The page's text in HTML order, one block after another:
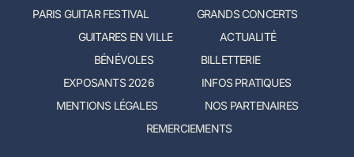
PARIS GUITAR FESTIVAL
GRANDS CONCERTS
GUITARES EN VILLE
ACTUALITÉ
BÉNÉVOLES
BILLETTERIE
EXPOSANTS 2026
INFOS PRATIQUES
MENTIONS LÉGALES
NOS PARTENAIRES
REMERCIEMENTS